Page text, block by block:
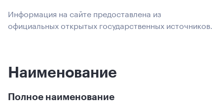
Информация на сайте предоставлена из
официальных открытых государственных источников.
Наименование
Полное наименование